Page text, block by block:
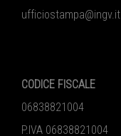
ufficiostampa@ingv.it
CODICE FISCALE
06838821004
P.IVA 06838821004